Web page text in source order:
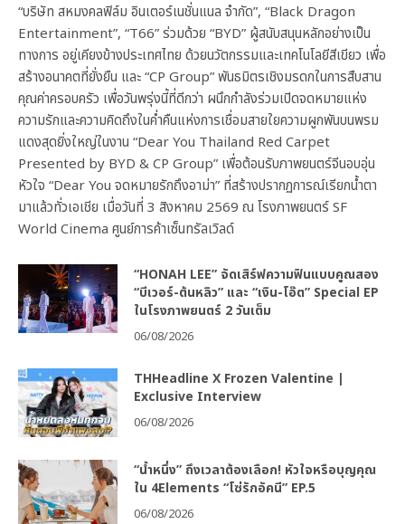
“บริษัท สหมงคลฟิล์ม อินเตอร์เนชั่นแนล จำกัด”, “Black Dragon
Entertainment”, “T66” ร่วมด้วย “BYD” ผู้สนับสนุนหลักอย่างเป็น
ทางการ อยู่เคียงข้างประเทศไทย ด้วยนวัตกรรมและเทคโนโลยีสีเขียว เพื่อ
สร้างอนาคตที่ยั่งยืน และ “CP Group” พันธมิตรเชิงมรดกในการสืบสาน
คุณค่าครอบครัว เพื่อวันพรุ่งนี้ที่ดีกว่า ผนึกกำลังร่วมเปิดจดหมายแห่ง
ความรักและความคิดถึงในค่ำคืนแห่งการเชื่อมสายใยความผูกพันบนพรม
แดงสุดยิ่งใหญ่ในงาน “Dear You Thailand Red Carpet
Presented by BYD & CP Group” เพื่อต้อนรับภาพยนตร์จีนอบอุ่น
หัวใจ “Dear You จดหมายรักถึงอาม่า” ที่สร้างปรากฏการณ์เรียกน้ำตา
มาแล้วทั่วเอเชีย เมื่อวันที่ 3 สิงหาคม 2569 ณ โรงภาพยนตร์ SF
World Cinema ศูนย์การค้าเซ็นทรัลเวิลด์
“HONAH LEE” จัดเสิร์ฟความฟินแบบคูณสอง
“บีเวอร์-ต้นหลิว” และ “เงิน-โอ๊ต” Special EP
ในโรงภาพยนตร์ 2 วันเต็ม
06/08/2026
THHeadline X Frozen Valentine |
Exclusive Interview
06/08/2026
“น้ำหนึ่ง” ถึงเวลาต้องเลือก! หัวใจหรือบุญคุณ
ใน 4Elements “โซ่รักอัคนี” EP.5
06/08/2026